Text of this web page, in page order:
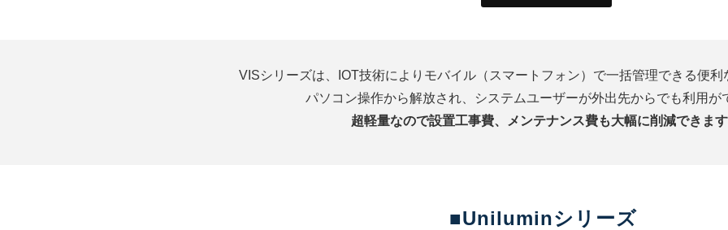
VISシリーズは、IOT技術によりモバイル（スマートフォン）で一括管理できる便利
パソコン操作から解放され、システムユーザーが外出先からでも利用が
超軽量なので設置工事費、メンテナンス費も大幅に削減できます
■Uniluminシリーズ